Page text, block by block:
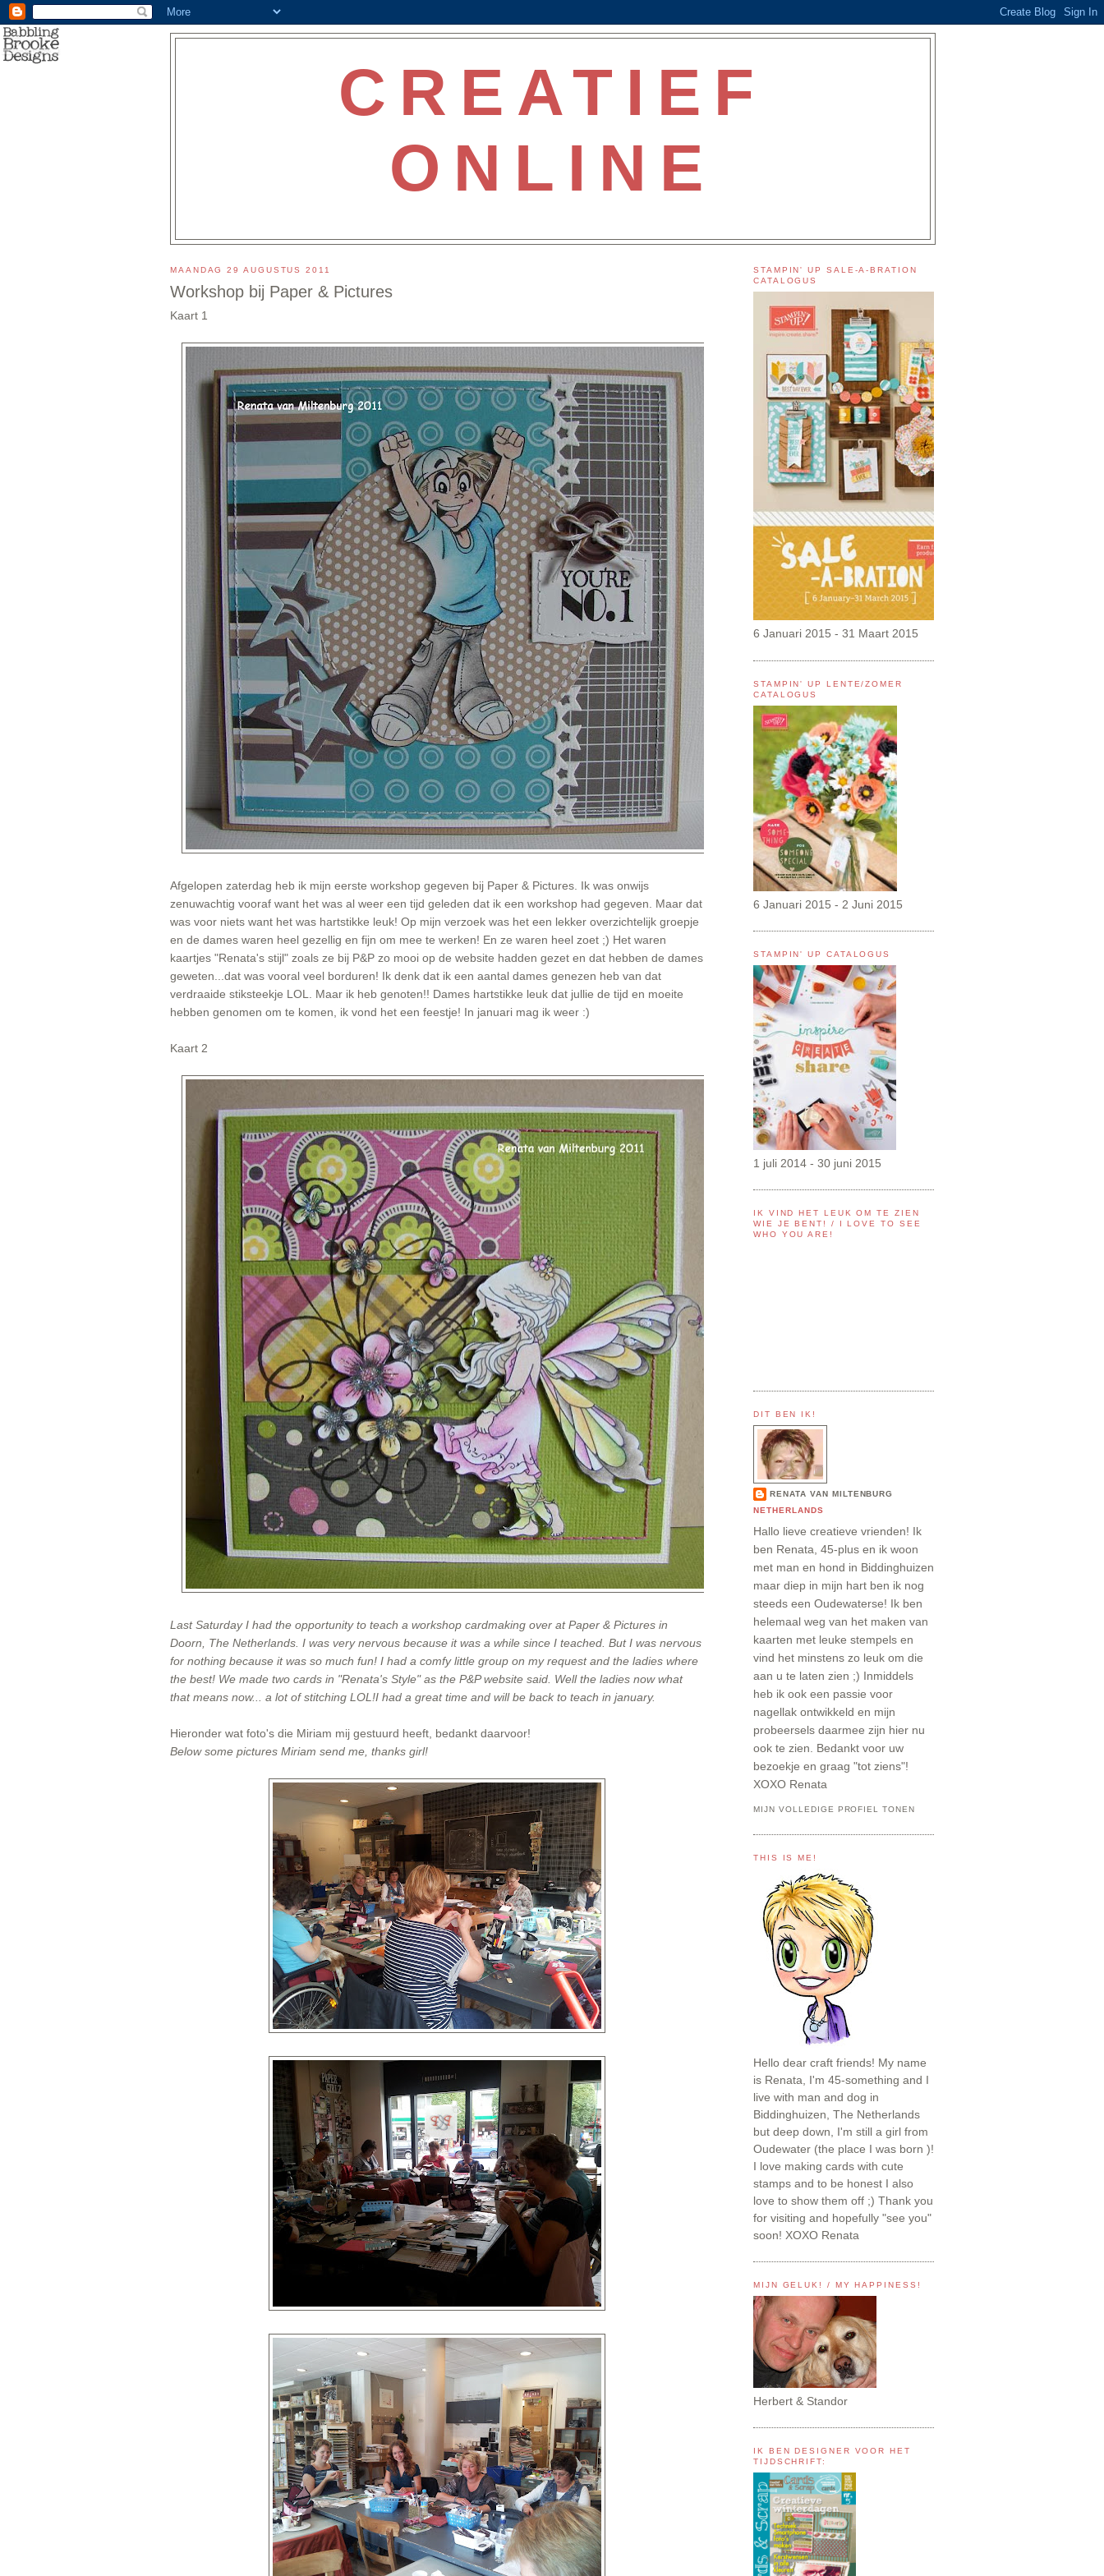
CREATIEF
ONLINE
MAANDAG 29 AUGUSTUS 2011
Workshop bij Paper & Pictures
Kaart 1
Afgelopen zaterdag heb ik mijn eerste workshop gegeven bij Paper & Pictures. Ik was onwijs
zenuwachtig vooraf want het was al weer een tijd geleden dat ik een workshop had gegeven. Maar dat
was voor niets want het was hartstikke leuk! Op mijn verzoek was het een lekker overzichtelijk groepje
en de dames waren heel gezellig en fijn om mee te werken! En ze waren heel zoet ;) Het waren
kaartjes "Renata's stijl" zoals ze bij P&P zo mooi op de website hadden gezet en dat hebben de dames
geweten...dat was vooral veel borduren! Ik denk dat ik een aantal dames genezen heb van dat
verdraaide stiksteekje LOL. Maar ik heb genoten!! Dames hartstikke leuk dat jullie de tijd en moeite
hebben genomen om te komen, ik vond het een feestje! In januari mag ik weer :)
Kaart 2
Last Saturday I had the opportunity to teach a workshop cardmaking over atPaper & Pictures in
Doorn, The Netherlands. I was very nervous because it was a while since I teached. But I was nervous
for nothing because it was so much fun! I had a comfy little group on my request and the ladies where
the best! We made two cards in "Renata's Style" as the P&P website said. Well the ladies now what
that means now... a lot of stitching LOL!I had a great time and will be back to teach in january.
Hieronder wat foto's die Miriam mij gestuurd heeft, bedankt daarvoor!
Below some pictures Miriam send me, thanks girl!
STAMPIN' UP SALE-A-BRATION
CATALOGUS
6 Januari 2015 - 31 Maart 2015
STAMPIN' UP LENTE/ZOMER
CATALOGUS
6 Januari 2015 - 2 Juni 2015
STAMPIN' UP CATALOGUS
1 juli 2014 - 30 juni 2015
IK VIND HET LEUK OM TE ZIEN
WIE JE BENT! / I LOVE TO SEE
WHO YOU ARE!
DIT BEN IK!
RENATA VAN MILTENBURG
NETHERLANDS
Hallo lieve creatieve vrienden! Ik
ben Renata, 45-plus en ik woon
met man en hond in Biddinghuizen
maar diep in mijn hart ben ik nog
steeds een Oudewaterse! Ik ben
helemaal weg van het maken van
kaarten met leuke stempels en
vind het minstens zo leuk om die
aan u te laten zien ;) Inmiddels
heb ik ook een passie voor
nagellak ontwikkeld en mijn
probeersels daarmee zijn hier nu
ook te zien. Bedankt voor uw
bezoekje en graag "tot ziens"!
XOXO Renata
MIJN VOLLEDIGE PROFIEL TONEN
THIS IS ME!
Hello dear craft friends! My name
is Renata, I'm 45-something and I
live with man and dog in
Biddinghuizen, The Netherlands
but deep down, I'm still a girl from
Oudewater (the place I was born )!
I love making cards with cute
stamps and to be honest I also
love to show them off ;) Thank you
for visiting and hopefully "see you"
soon! XOXO Renata
MIJN GELUK! / MY HAPPINESS!
Herbert & Standor
IK BEN DESIGNER VOOR HET
TIJDSCHRIFT: